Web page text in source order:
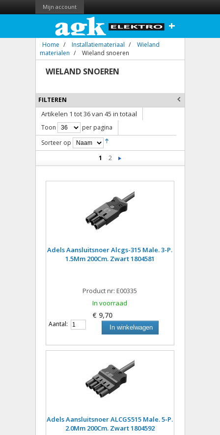
Mijn account
+
Home / Installatiemateriaal /
Wieland
materialen / Wieland snoeren
WIELAND SNOEREN
FILTEREN
Artikelen 1 tot 36 van 45 in totaal
Toon
per pagina
Sorteer op
1
2
Adels Aansluitsnoer Alcgs-315 Male. 3-P.
1.5Mm 200Cm. Zwart 1804581
Product nr: E00335
In voorraad
€ 9,70
Aantal: In winkelwagen
Adels Aansluitsnoer ALCGS515 Male. 5-P.
2.0Mm 200Cm. Zwart 1804592